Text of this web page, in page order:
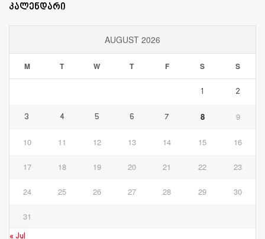
კალენდარი
AUGUST 2026
M T W T F S S
1 2
3 4 5 6 7 8 9
10 11 12 13 14 15 16
17 18 19 20 21 22 23
24 25 26 27 28 29 30
31
« Jul